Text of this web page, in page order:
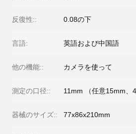
反復性:: 0.08の下
言語: 英語および中国語
他の機能:: カメラを使って
測定の口径:: 11mm （任意15mm、
器械のサイズ:: 77x86x210mm